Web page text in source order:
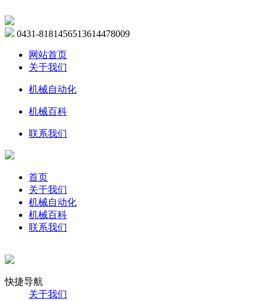
0431-8181456513614478009
网站首页
关于我们
机械自动化
机械百科
联系我们
首页
关于我们
机械自动化
机械百科
联系我们
快捷导航
关于我们